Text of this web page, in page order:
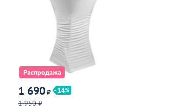
Распродажа
1 690₽
14
1 950 ₽